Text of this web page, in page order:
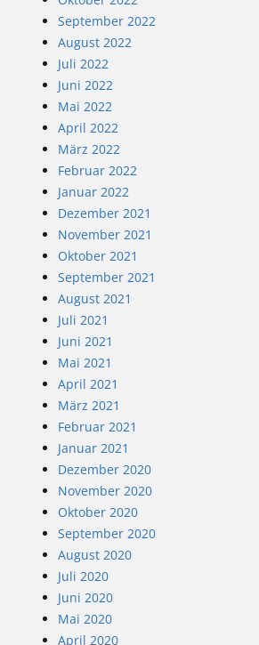
September 2022
August 2022
Juli 2022
Juni 2022
Mai 2022
April 2022
März 2022
Februar 2022
Januar 2022
Dezember 2021
November 2021
Oktober 2021
September 2021
August 2021
Juli 2021
Juni 2021
Mai 2021
April 2021
März 2021
Februar 2021
Januar 2021
Dezember 2020
November 2020
Oktober 2020
September 2020
August 2020
Juli 2020
Juni 2020
Mai 2020
April 2020